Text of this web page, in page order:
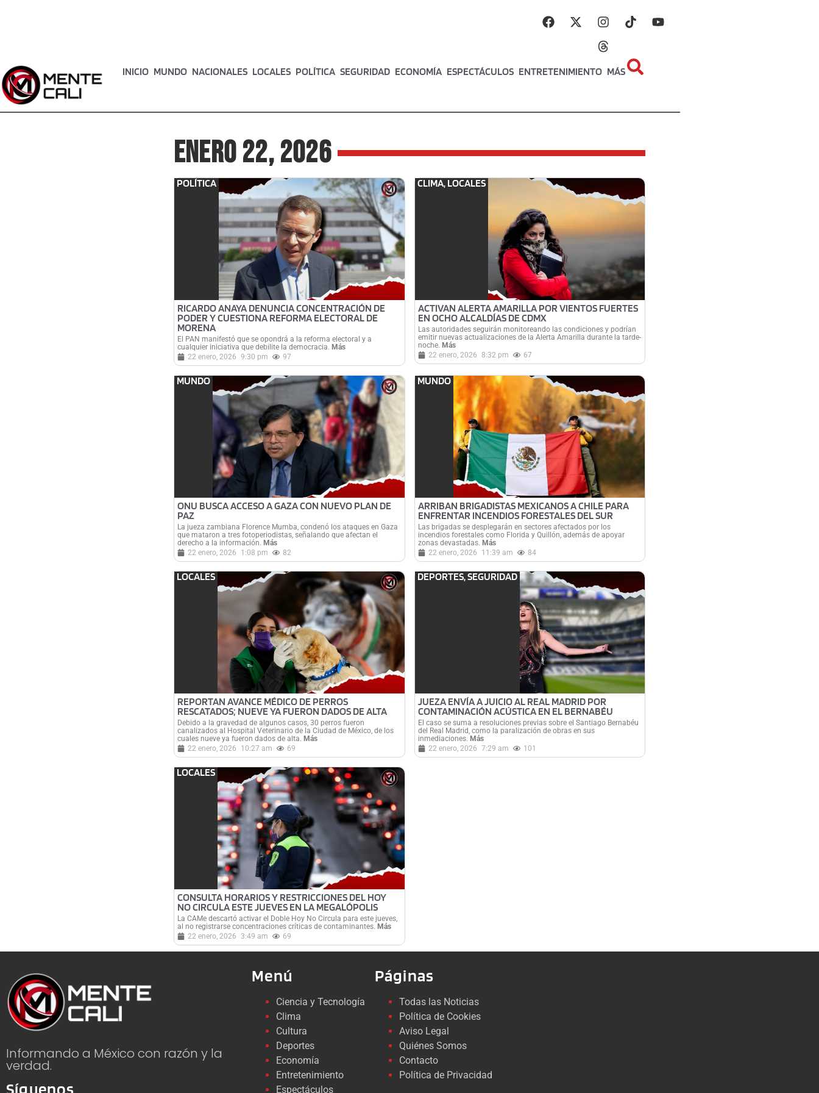
INICIO MUNDO NACIONALES LOCALES POLÍTICA SEGURIDAD ECONOMÍA ESPECTÁCULOS ENTRETENIMIENTO MÁS
enero 22, 2026
POLÍTICA
RICARDO ANAYA DENUNCIA CONCENTRACIÓN DE
PODER Y CUESTIONA REFORMA ELECTORAL DE
MORENA
El PAN manifestó que se opondrá a la reforma electoral y a
cualquier iniciativa que debilite la democracia. Más
22 enero, 2026 9:30 pm 97
CLIMA, LOCALES
ACTIVAN ALERTA AMARILLA POR VIENTOS FUERTES
EN OCHO ALCALDÍAS DE CDMX
Las autoridades seguirán monitoreando las condiciones y podrían
emitir nuevas actualizaciones de la Alerta Amarilla durante la tarde-
noche. Más
22 enero, 2026 8:32 pm 67
MUNDO
ONU BUSCA ACCESO A GAZA CON NUEVO PLAN DE
PAZ
La jueza zambiana Florence Mumba, condenó los ataques en Gaza
que mataron a tres fotoperiodistas, señalando que afectan el
derecho a la información. Más
22 enero, 2026
1:08 pm 82
MUNDO
ARRIBAN BRIGADISTAS MEXICANOS A CHILE PARA
ENFRENTAR INCENDIOS FORESTALES DEL SUR
Las brigadas se desplegarán en sectores afectados por los
incendios forestales como Florida y Quillón, además de apoyar
zonas devastadas. Más
22 enero, 2026
11:39 am 84
LOCALES
REPORTAN AVANCE MÉDICO DE PERROS
RESCATADOS; NUEVE YA FUERON DADOS DE ALTA
Debido a la gravedad de algunos casos, 30 perros fueron
canalizados al Hospital Veterinario de la Ciudad de México, de los
cuales nueve ya fueron dados de alta. Más
22 enero, 2026
10:27 am 69
DEPORTES,SEGURIDAD
JUEZA ENVÍA A JUICIO AL REAL MADRID POR
CONTAMINACIÓN ACÚSTICA EN EL BERNABÉU
El caso se suma a resoluciones previas sobre el Santiago Bernabéu
del Real Madrid, como la paralización de obras en sus
inmediaciones. Más
22 enero, 2026 7:29 am 101
LOCALES
CONSULTA HORARIOS Y RESTRICCIONES DEL HOY
NO CIRCULA ESTE JUEVES EN LA MEGALÓPOLIS
La CAMe descartó activar el Doble Hoy No Circula para este jueves,
al no registrarse concentraciones críticas de contaminantes. Más
22 enero, 2026 3:49 am 69
Informando a México con razón y la
verdad.
Síguenos...
Menú
Ciencia y Tecnología
Clima
Cultura
Deportes
Economía
Entretenimiento
Espectáculos
Páginas
Todas las Noticias
Política de Cookies
Aviso Legal
Quiénes Somos
Contacto
Política de Privacidad